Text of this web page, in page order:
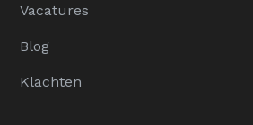
Vacatures
Blog
Klachten